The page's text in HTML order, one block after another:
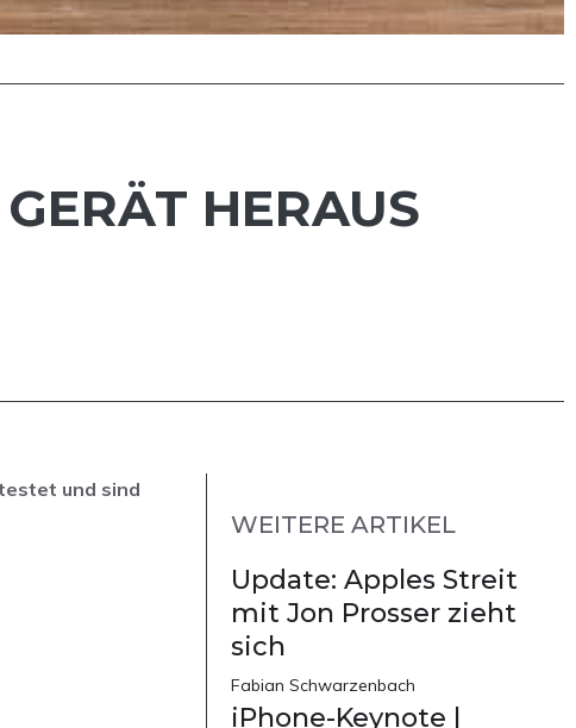
HERAUS
und sind
WEITERE ARTIKEL
Update: Apples Streit
mit Jon Prosser zieht
sich
Fabian Schwarzenbach
iPhone-Keynote |